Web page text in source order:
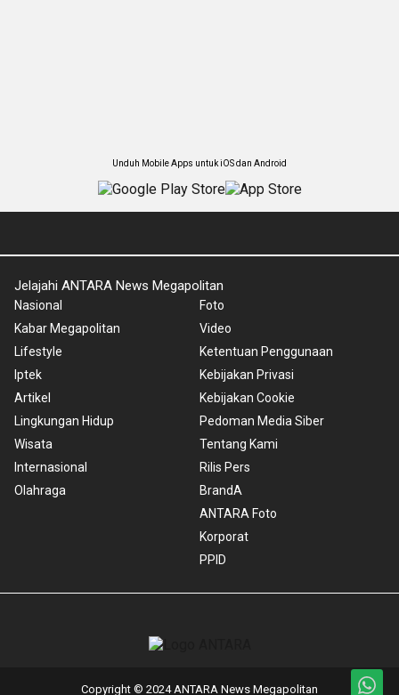
Unduh Mobile Apps untuk iOS dan Android
Jelajahi ANTARA News Megapolitan
Nasional
Kabar Megapolitan
Lifestyle
Iptek
Artikel
Lingkungan Hidup
Wisata
Internasional
Olahraga
Foto
Video
Ketentuan Penggunaan
Kebijakan Privasi
Kebijakan Cookie
Pedoman Media Siber
Tentang Kami
Rilis Pers
BrandA
ANTARA Foto
Korporat
PPID
Copyright © 2024 ANTARA News Megapolitan